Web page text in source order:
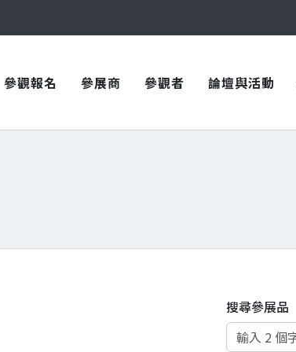
參觀報名 參展商 參觀者 論壇與活動
搜尋參展品